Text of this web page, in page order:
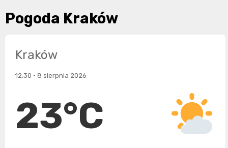
Pogoda Kraków
Kraków
12:30 • 8 sierpnia 2026
23°C